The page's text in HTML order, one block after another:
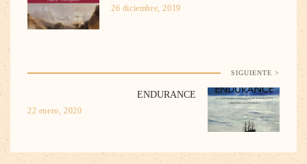
26 diciembre, 2019
SIGUIENTE >
ENDURANCE
22 enero, 2020